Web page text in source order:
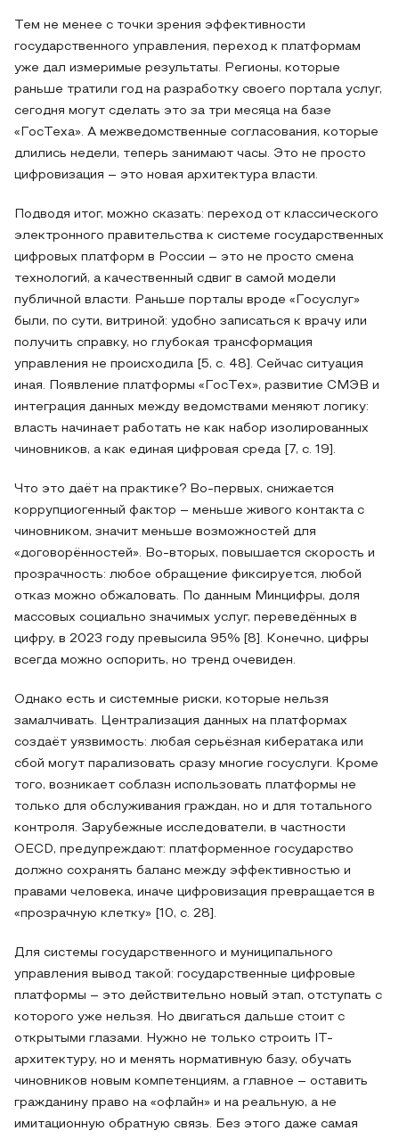
Тем не менее с точки зрения эффективности
государственного управления, переход к платформам
уже дал измеримые результаты. Регионы, которые
раньше тратили год на разработку своего портала услуг,
сегодня могут сделать это за три месяца на базе
«ГосТеха». А межведомственные согласования, которые
длились недели, теперь занимают часы. Это не просто
цифровизация – это новая архитектура власти.
Подводя итог, можно сказать: переход от классического
электронного правительства к системе государственных
цифровых платформ в России – это не просто смена
технологий, а качественный сдвиг в самой модели
публичной власти. Раньше порталы вроде «Госуслуг»
были, по сути, витриной: удобно записаться к врачу или
получить справку, но глубокая трансформация
управления не происходила [5, с. 48]. Сейчас ситуация
иная. Появление платформы «ГосТех», развитие СМЭВ и
интеграция данных между ведомствами меняют логику:
власть начинает работать не как набор изолированных
чиновников, а как единая цифровая среда [7, с. 19].
Что это даёт на практике? Во-первых, снижается
коррупциогенный фактор – меньше живого контакта с
чиновником, значит меньше возможностей для
«договорённостей». Во-вторых, повышается скорость и
прозрачность: любое обращение фиксируется, любой
отказ можно обжаловать. По данным Минцифры, доля
массовых социально значимых услуг, переведённых в
цифру, в 2023 году превысила 95% [8]. Конечно, цифры
всегда можно оспорить, но тренд очевиден.
Однако есть и системные риски, которые нельзя
замалчивать. Централизация данных на платформах
создаёт уязвимость: любая серьёзная кибератака или
сбой могут парализовать сразу многие госуслуги. Кроме
того, возникает соблазн использовать платформы не
только для обслуживания граждан, но и для тотального
контроля. Зарубежные исследователи, в частности
OECD, предупреждают: платформенное государство
должно сохранять баланс между эффективностью и
правами человека, иначе цифровизация превращается в
«прозрачную клетку» [10, с. 28].
Для системы государственного и муниципального
управления вывод такой: государственные цифровые
платформы – это действительно новый этап, отступать с
которого уже нельзя. Но двигаться дальше стоит с
открытыми глазами. Нужно не только строить IT-
архитектуру, но и менять нормативную базу, обучать
чиновников новым компетенциям, а главное – оставить
гражданину право на «офлайн» и на реальную, а не
имитационную обратную связь. Без этого даже самая